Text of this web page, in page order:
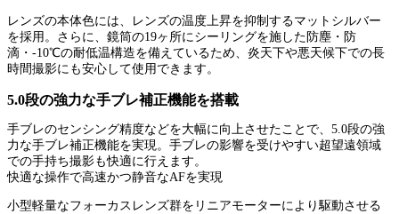
レンズの本体色には、レンズの温度上昇を抑制するマットシルバー
を採用。さらに、鏡筒の19ヶ所にシーリングを施した防塵・防
滴・-10℃の耐低温構造を備えているため、炎天下や悪天候下での長
時間撮影にも安心して使用できます。
5.0段の強力な手ブレ補正機能を搭載
手ブレのセンシング精度などを大幅に向上させたことで、5.0段の強
力な手ブレ補正機能を実現。手ブレの影響を受けやすい超望遠領域
での手持ち撮影も快適に行えます。
快適な操作で高速かつ静音なAFを実現
小型軽量なフォーカスレンズ群をリニアモーターにより駆動させる